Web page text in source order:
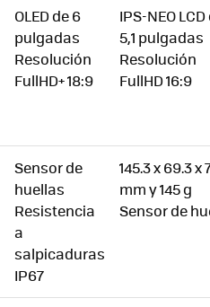
OLED de 6
pulgadas
Resolución
FullHD+ 18:9
IPS-NEO
5,1 pulgadas
Resolución
FullHD 16:9
Sensor de
huellas
Resistencia
a
salpicaduras
IP67
145.3 x 69.3 x
mm y 145 g
Sensor de